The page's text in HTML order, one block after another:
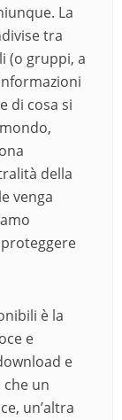
La
tra
(o gruppi, a
di cosa si
della
venga
è la
e
e
che un
un’altra